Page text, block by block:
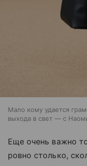
Мало кому удается
выхода в свет — с
Еще очень важно
ровно столько,